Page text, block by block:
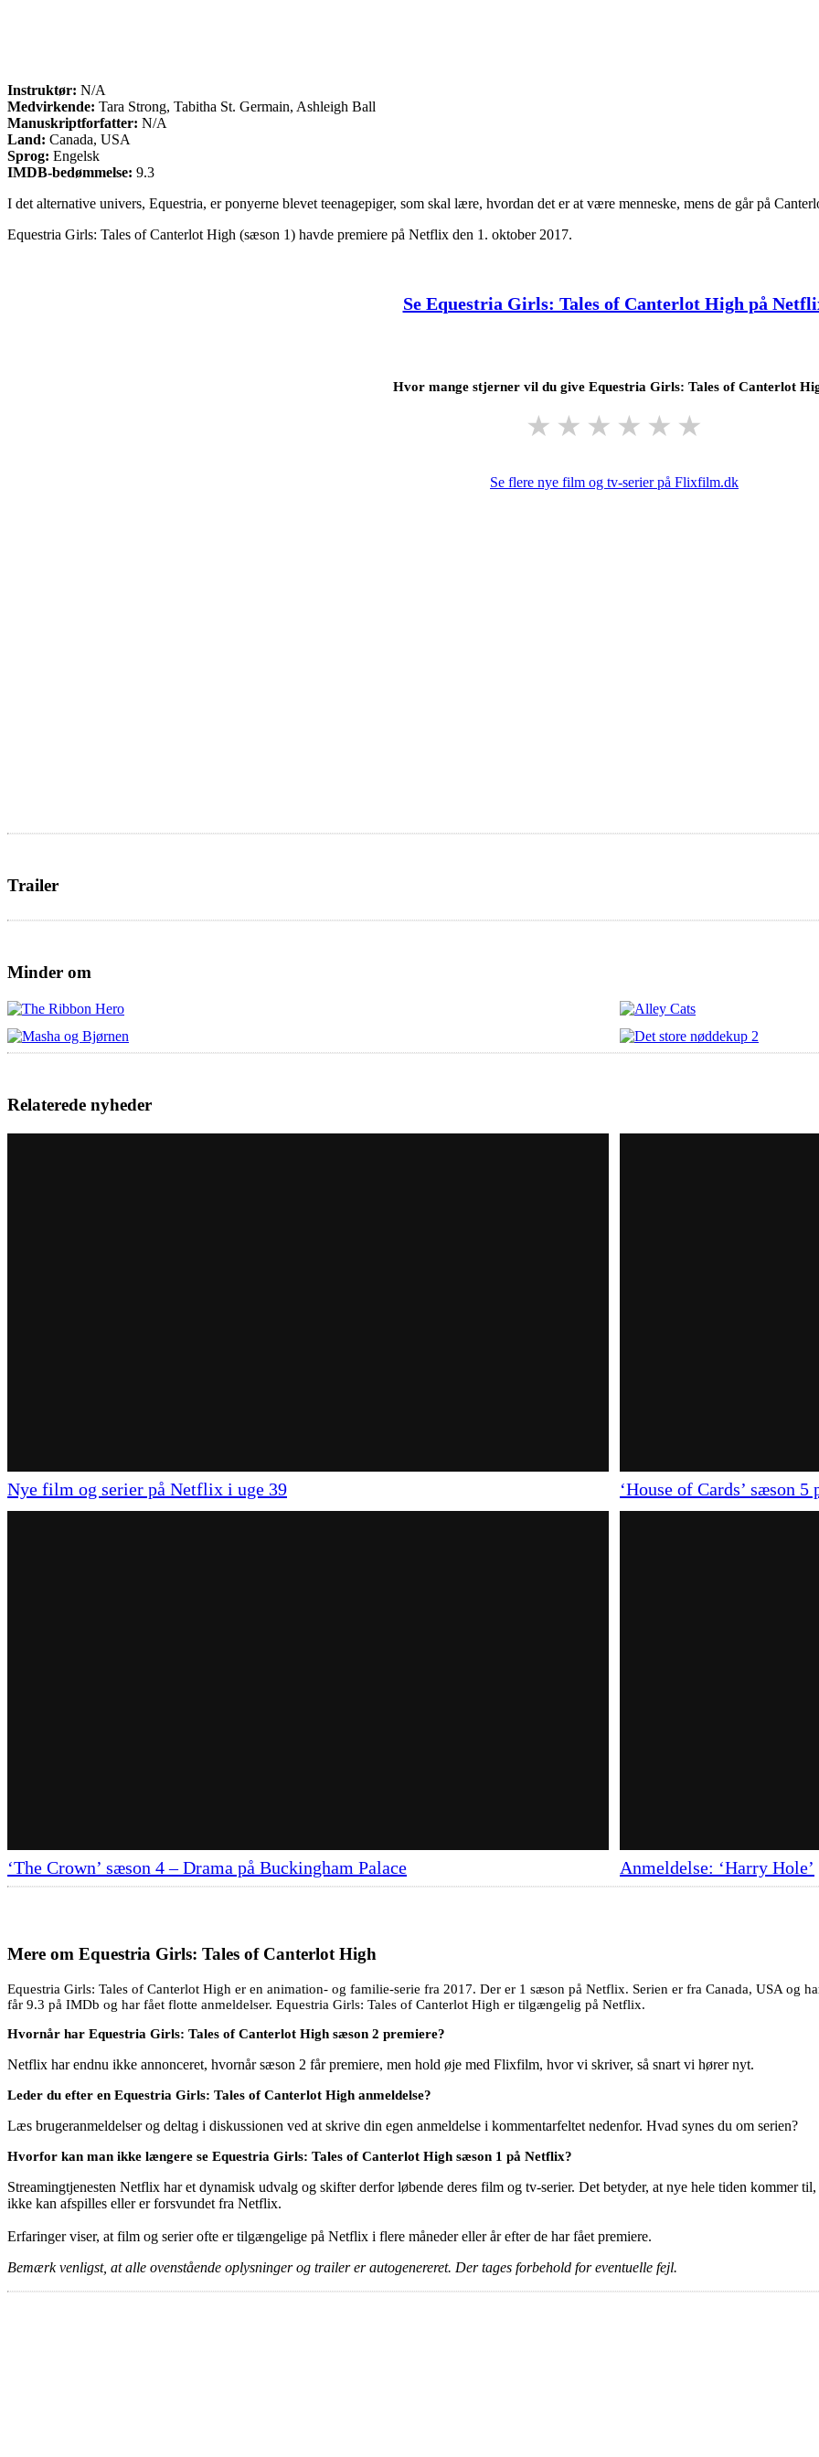
Instruktør: N/A
Medvirkende: Tara Strong, Tabitha St. Germain, Ashleigh Ball
Manuskriptforfatter: N/A
Land: Canada, USA
Sprog: Engelsk
IMDB-bedømmelse: 9.3
I det alternative univers, Equestria, er ponyerne blevet teenagepiger, som skal lære, hvordan det er at være menneske, mens de går på
Equestria Girls: Tales of Canterlot High (sæson 1) havde premiere på Netflix den 1. oktober 2017.
Se Equestria Girls: Tales of Canterlot High på
Hvor mange stjerner vil du give Equestria Girls: Tales of Canterlot
★ ★ ★ ★ ★ ★
Se flere nye film og tv-serier på Flixfilm.dk
Trailer
Minder om
Relaterede nyheder
Nye film og serier på Netflix i uge 39 ‘House of Cards’ sæson
‘The Crown’ sæson 4 – Drama på Buckingham Palace Anmeldelse: ‘Harry Hole’
Mere om Equestria Girls: Tales of Canterlot High
Equestria Girls: Tales of Canterlot High er en animation- og familie-serie fra 2017. Der er 1 sæson på Netflix. Serien er fra Canada, USA og
får 9.3 på IMDb og har fået flotte anmeldelser. Equestria Girls: Tales of Canterlot High er tilgængelig på Netflix.
Hvornår har Equestria Girls: Tales of Canterlot High sæson 2 premiere?
Netflix har endnu ikke annonceret, hvornår sæson 2 får premiere, men hold øje med Flixfilm, hvor vi skriver, så snart vi hører nyt.
Leder du efter en Equestria Girls: Tales of Canterlot High anmeldelse?
Læs brugeranmeldelser og deltag i diskussionen ved at skrive din egen anmeldelse i kommentarfeltet nedenfor. Hvad synes du om serien?
Hvorfor kan man ikke længere se Equestria Girls: Tales of Canterlot High sæson 1 på Netflix?
Streamingtjenesten Netflix har et dynamisk udvalg og skifter derfor løbende deres film og tv-serier. Det betyder, at nye hele tiden kommer
ikke kan afspilles eller er forsvundet fra Netflix.
Erfaringer viser, at film og serier ofte er tilgængelige på Netflix i flere måneder eller år efter de har fået premiere.
Bemærk venligst, at alle ovenstående oplysninger og trailer er autogenereret. Der tages forbehold for eventuelle fejl.